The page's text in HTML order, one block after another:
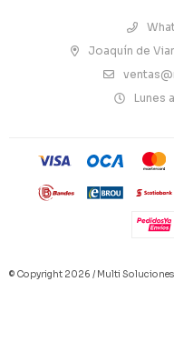
Joaquín de
Lunes
© Copyright 2026 / Multi Soluciones